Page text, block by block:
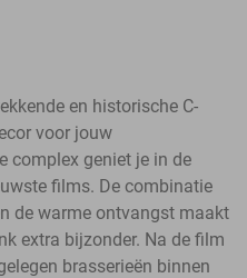
en historische C-
voor jouw
complex geniet je in de
films. De combinatie
de warme ontvangst maakt
extra bijzonder. Na de film
brasserieën binnen